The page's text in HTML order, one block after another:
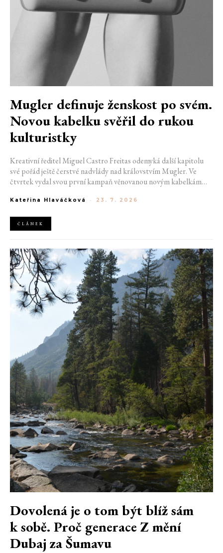
Mugler definuje ženskost po svém.
Novou kabelku svěřil do rukou
kulturistky
Kreativní ředitel Miguel Castro Freitas odemyká další kapitolu
své pořád ještě čerstvé nadvlády nad královstvím Mugler. Ve
čtvrtek vydal svou první kampaň věnovanou novým kabelkám
do módního domu dorazil. Umně mísí výrazy minulosti a dávných
Kateřina Hlaváčková - 23. 7. 2026
ČLÁNEK
Dovolená je o tom být blíž sám
k sobě. Proč generace Z mění
Dubaj za Šumavu